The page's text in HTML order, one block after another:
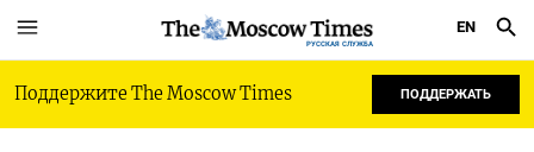
РУССКАЯ СЛУЖБА
EN
Поддержите The Moscow Times ПОДДЕРЖАТЬ